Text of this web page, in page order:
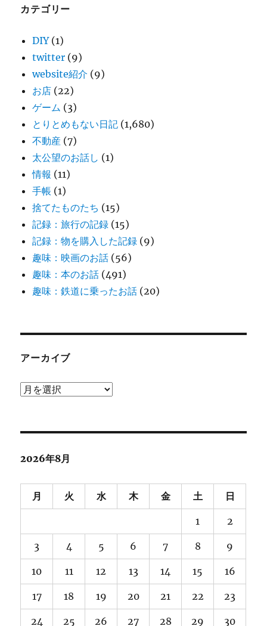
カテゴリー
DIY(1)
twitter (9)
website紹介 (9)
お店 (22)
ゲーム (3)
とりとめもない日記 (1,680)
不動産 (7)
太公望のお話し (1)
情報 (11)
手帳 (1)
捨てたものたち (15)
記録：旅行の記録 (15)
記録：物を購入した記録 (9)
趣味：映画のお話 (56)
趣味：本のお話 (491)
趣味：鉄道に乗ったお話 (20)
アーカイブ
ア
ブ
2026年8月
月 火 水 木 金 土 日
1 2
3 4 5 6 7 8 9
10 11 12 13 14 15 16
17 18 19 20 21 22 23
24 25 26 27 28 29 30